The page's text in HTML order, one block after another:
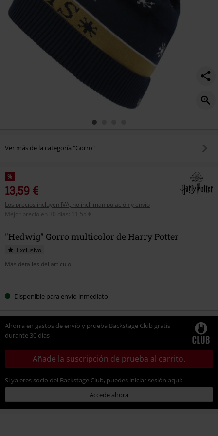
Ver más de la categoría "Gorro"
%
13,59 €
Los precios incluyen IVA, no incl. manipulación y envío
Mejor precio en 30 días
11,55 €
"Hedwig" Gorro multicolor de Harry Potter
Exclusivo
Más detalles del artículo
tu Disponible para envío inmediato
Ahorra en gastos de envío y prueba Backstage Club gratis
durante 30 días
Añade la suscripción de prueba al carrito.
Si ya eres socio del Backstage Club, puedes iniciar sesión aquí:
Accede ahora